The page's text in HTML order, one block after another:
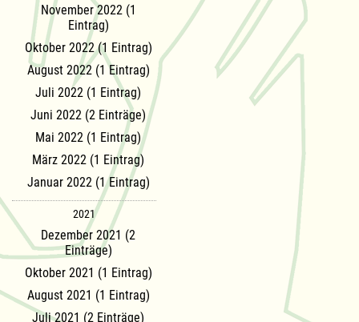
November 2022 (1
Eintrag)
Oktober 2022 (1 Eintrag)
August 2022 (1 Eintrag)
Juli 2022 (1 Eintrag)
Juni 2022 (2 Einträge)
Mai 2022 (1 Eintrag)
März 2022 (1 Eintrag)
Januar 2022 (1 Eintrag)
2021
Dezember 2021 (2
Einträge)
Oktober 2021 (1 Eintrag)
August 2021 (1 Eintrag)
Juli 2021 (2 Einträge)